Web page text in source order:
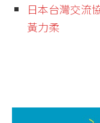
日本台灣交流
黃力柔